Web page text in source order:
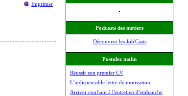
Imprimer
Podcasts des métiers
Découvrez les Job'Casts
Postulez malin
Réussir son premier CV
L'indispensable lettre de motivation
Arriver confiant à l'entretien d'embauche